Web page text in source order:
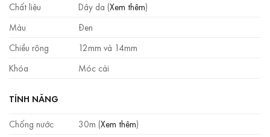
Chất liệu
Dây da (Xem thêm)
Màu
Đen
Chiều rộng
12mm và 14mm
Khóa
Móc cài
TÍNH NĂNG
Chống nước
30m (Xem thêm)